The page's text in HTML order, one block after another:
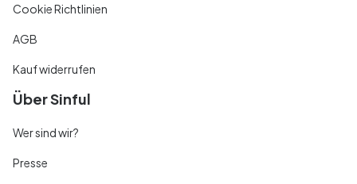
Cookie Richtlinien
AGB
Kauf widerrufen
Über Sinful
Wer sind wir?
Presse